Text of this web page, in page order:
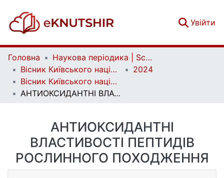
Увійти
Головна
Наукова періодика | Scientific periodicals
Вісник Київського національного університету імені Тараса Шевченка. Біологія | Bulletin of Taras Shevchenko Kyiv National University. Biology
2024
Вісник Київського національного університету імені Тараса Шевченка. Біологія. Том 99, № 4
АНТИОКСИДАНТНІ ВЛАСТИВОСТІ ПЕПТИДІВ РОСЛИННОГО ПОХОДЖЕННЯ
АНТИОКСИДАНТНІ
ВЛАСТИВОСТІ ПЕПТИДІВ
РОСЛИННОГО ПОХОДЖЕННЯ